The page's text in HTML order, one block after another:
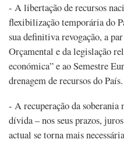
- A libertação de recursos
flexibilização temporária do
sua definitiva revogação, a
Orçamental e da legislação
económica” e ao Semestre
drenagem de recursos do País.
- A recuperação da soberania
dívida – nos seus prazos,
actual se torna mais